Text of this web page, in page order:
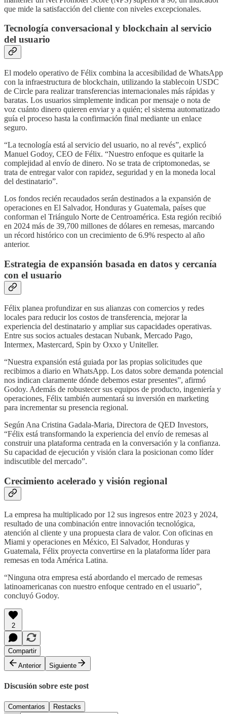
que mide la satisfacción del cliente con niveles excepcionales.
Tecnología conversacional y blockchain al servicio
del usuario
El modelo operativo de Félix combina la accesibilidad de WhatsApp
con la infraestructura de blockchain, utilizando la stablecoin USDC
de Circle para realizar transferencias internacionales más rápidas y
baratas. Los usuarios simplemente indican por mensaje o nota de
voz cuánto dinero quieren enviar y a quién; el sistema automatizado
guía el proceso hasta la confirmación final mediante un enlace
seguro.
“La tecnología está al servicio del usuario, no al revés”, explicó
Manuel Godoy, CEO de Félix. “Nuestro enfoque es quitarle la
complejidad al envío de dinero. No se trata de criptomonedas, se
trata de entregar valor con rapidez, seguridad y en la moneda local
del destinatario”.
Los fondos recién recaudados serán destinados a la expansión de
operaciones en El Salvador, Honduras y Guatemala, países que
conforman el Triángulo Norte de Centroamérica. Esta región recibió
en 2024 más de 39,700 millones de dólares en remesas, marcando
un récord histórico con un crecimiento de 6.9% respecto al año
anterior.
Estrategia de expansión basada en datos y cercanía
con el usuario
Félix planea profundizar en sus alianzas con comercios y redes
locales para reducir los costos de transferencia, mejorar la
experiencia del destinatario y ampliar sus capacidades operativas.
Entre sus socios actuales destacan Nubank, Mercado Pago,
Intermex, Mastercard, Spin by Oxxo y Uniteller.
“Nuestra expansión está guiada por las propias solicitudes que
recibimos a diario en WhatsApp. Los datos sobre demanda potencial
nos indican claramente dónde debemos estar presentes”, afirmó
Godoy. Además de robustecer sus equipos de producto, ingeniería y
operaciones, Félix también aumentará su inversión en marketing
para incrementar su presencia regional.
Según Ana Cristina Gadala-Maria, Directora de QED Investors,
“Félix está transformando la experiencia del envío de remesas al
construir una plataforma centrada en la conversación y la confianza.
Su capacidad de ejecución y visión clara la posicionan como líder
indiscutible del mercado”.
Crecimiento acelerado y visión regional
La empresa ha multiplicado por 12 sus ingresos entre 2023 y 2024,
resultado de una combinación entre innovación tecnológica,
atención al cliente y una propuesta clara de valor. Con oficinas en
Miami y operaciones en México, El Salvador, Honduras y
Guatemala, Félix proyecta convertirse en la plataforma líder para
remesas en toda América Latina.
“Ninguna otra empresa está abordando el mercado de remesas
latinoamericanas con nuestro enfoque centrado en el usuario”,
concluyó Godoy.
2
Compartir
Anterior
Siguiente
Discusión sobre este post
Comentarios Restacks